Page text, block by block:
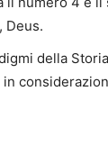
Deus.
della